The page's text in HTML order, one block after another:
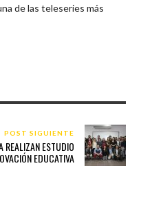
de las teleseries más
POST SIGUIENTE
REALIZAN ESTUDIO
EDUCATIVA